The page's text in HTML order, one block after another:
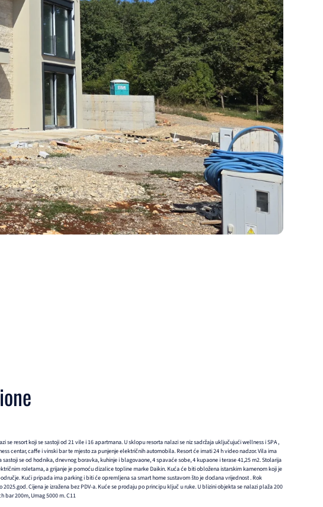
se resort koji se sastoji od 21 vile i 16 apartmana. U sklopu resorta nalazi se niz sadržaja uključujući wellness i SPA ,
centar, caffe i vinski bar te mjesto za punjenje električnih automobila. Resort će imati 24 h video nadzor. Vila ima
sastoji se od hodnika, dnevnog boravka, kuhinje i blagovaone, 4 spavaće sobe, 4 kupaone i terase 41,25 m2. Stolarija
roletama, a grijanje je pomoću dizalice topline marke Daikin. Kuća će biti obložena istarskim kamenom koji je
Kući pripada ima parking i biti će opremljena sa smart home sustavom što je dodana vrijednost . Rok
2025.god. Cijena je izražena bez PDV-a. Kuće se prodaju po principu ključ u ruke. U blizini objekta se nalazi plaža 200
bar 200m, Umag 5000 m. C11